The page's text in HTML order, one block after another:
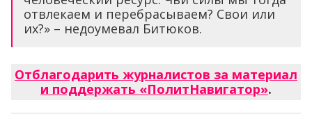
отвлекаем и перебрасываем? Свои или
их?» – недоумевал Битюков.
Отблагодарить журналистов за материал
и поддержать «ПолитНавигатор».